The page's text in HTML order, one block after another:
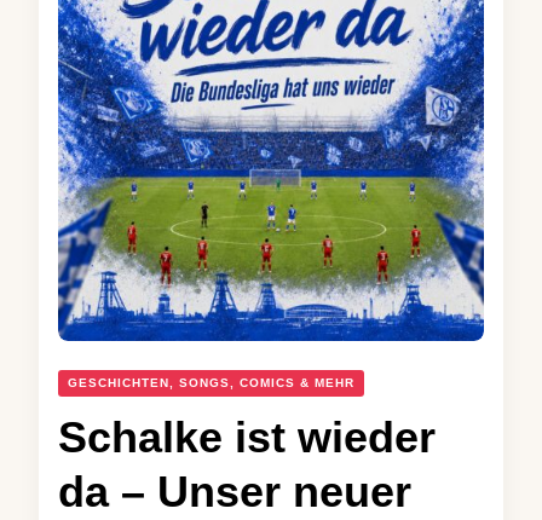
GESCHICHTEN, SONGS, COMICS & MEHR
Schalke ist wieder
da – Unser neuer